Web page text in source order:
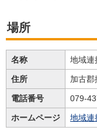
場所
名称 地域連
住所 加古
電話番号 079-
ホームページ 地域連